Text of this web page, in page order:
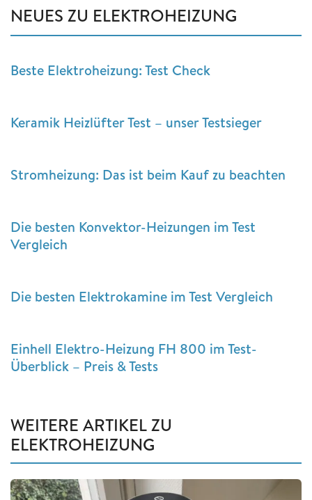
NEUES ZU ELEKTROHEIZUNG
Beste Elektroheizung: Test Check
Keramik Heizlüfter Test – unser Testsieger
Stromheizung: Das ist beim Kauf zu beachten
Die besten Konvektor-Heizungen im Test
Vergleich
Die besten Elektrokamine im Test Vergleich
Einhell Elektro-Heizung FH 800 im Test-
Überblick – Preis & Tests
WEITERE ARTIKEL ZU
ELEKTROHEIZUNG